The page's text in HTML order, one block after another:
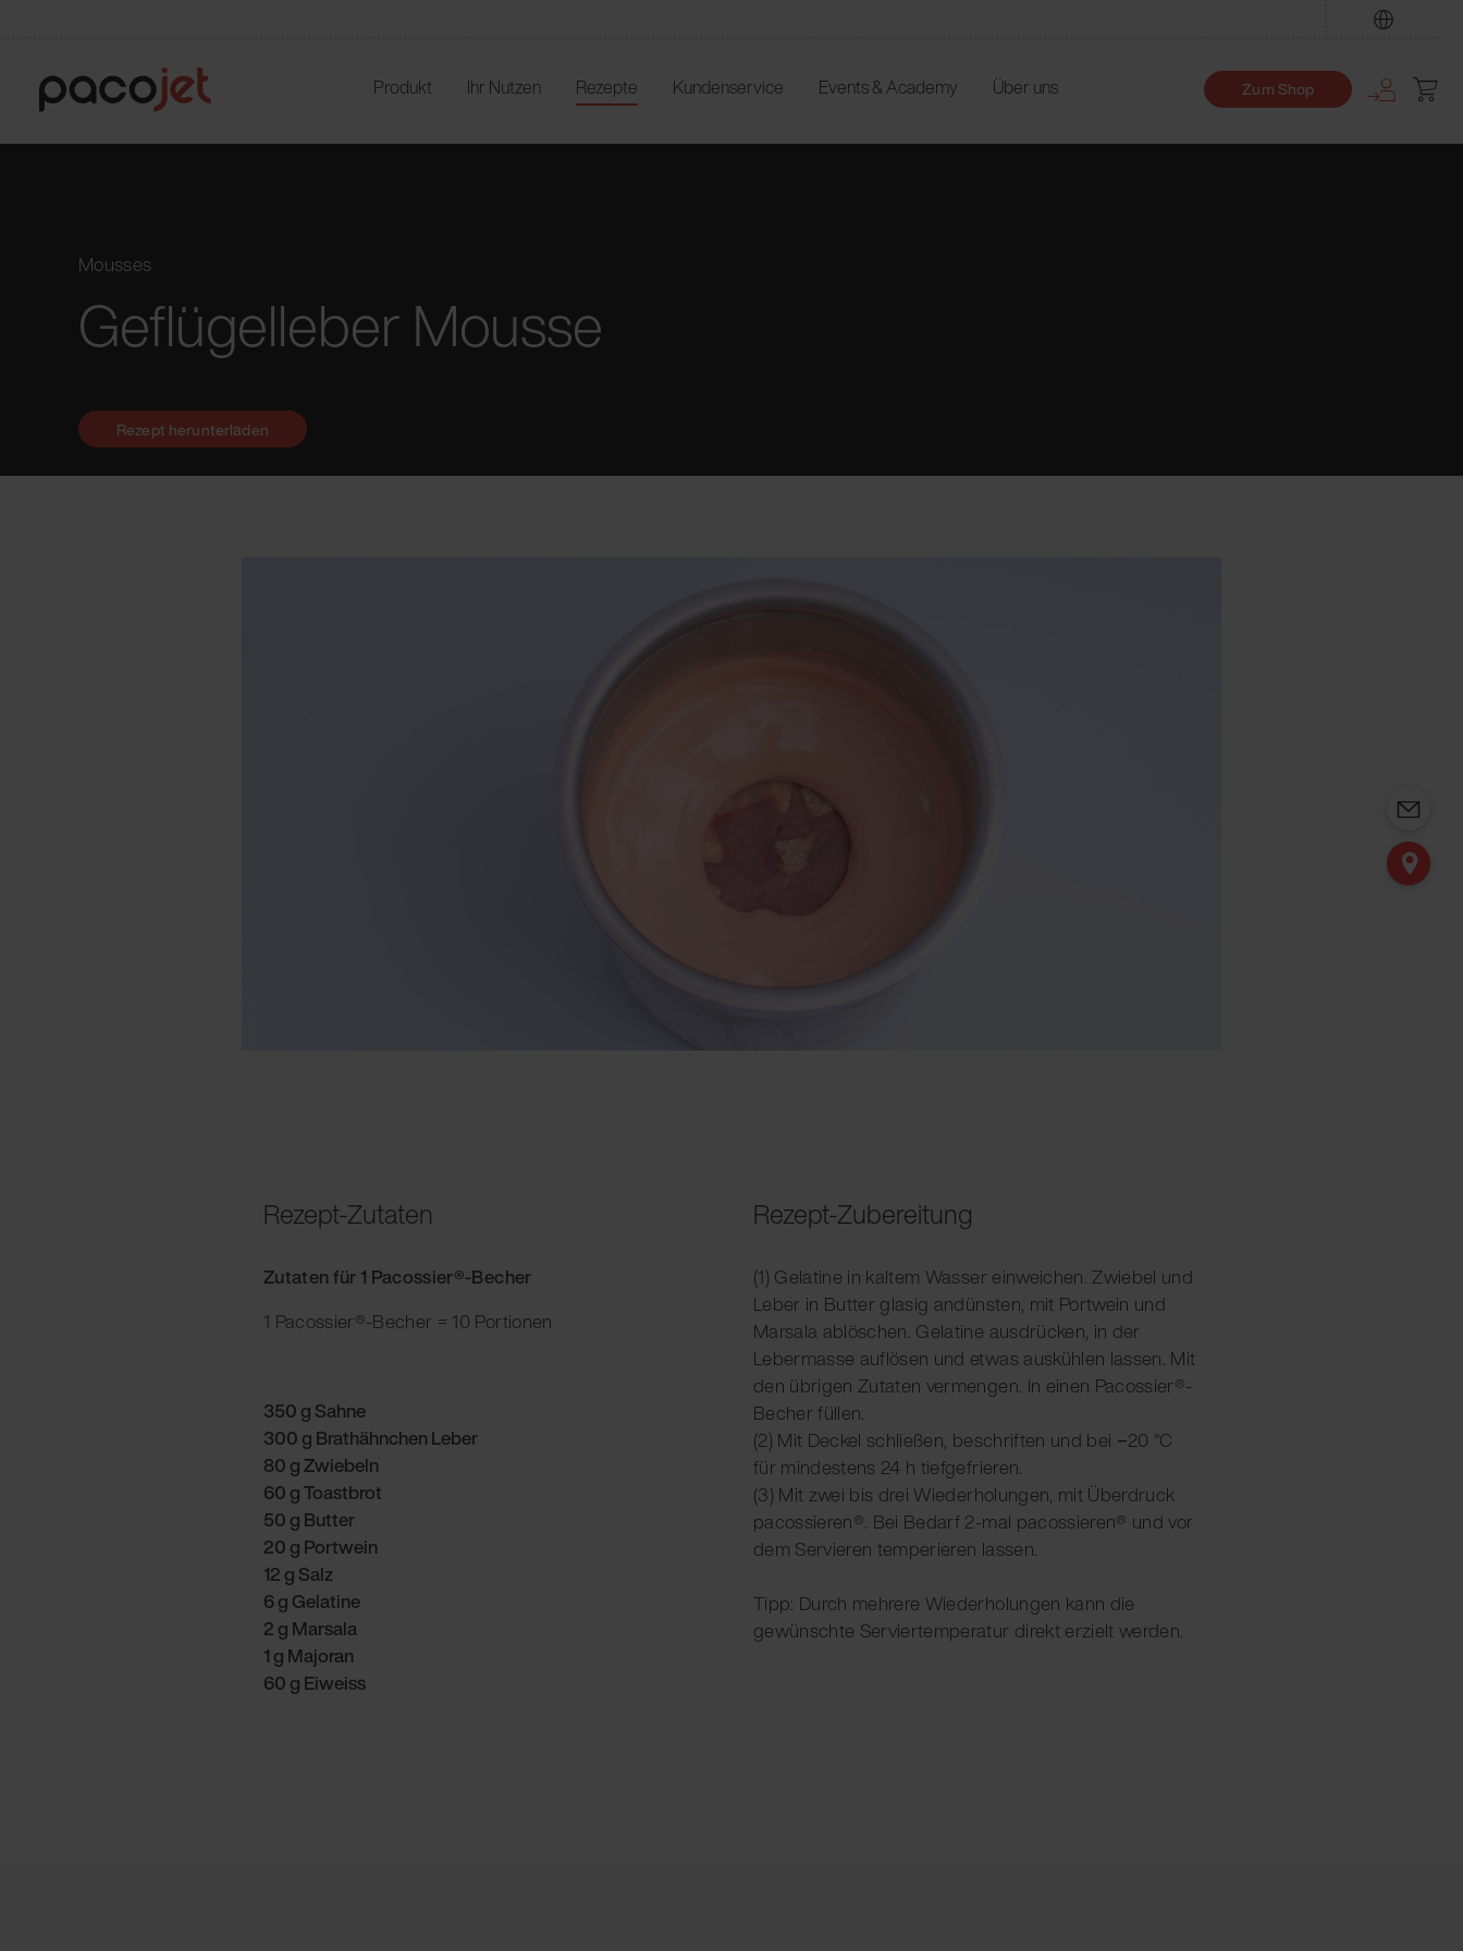
Produkt Ihr Nutzen Rezepte Kundenservice Events & Academy Über uns Zum Shop
Mousses
Geflügelleber Mousse
Rezept-Zutaten
Zutaten für 1 Pacossier®-Becher
1 Pacossier®-Becher = 10 Portionen
350 g Sahne
300 g Brathähnchen Leber
80 g Zwiebeln
60 g Toastbrot
50 g Butter
20 g Portwein
12 g Salz
6 g Gelatine
2 g Marsala
1 g Majoran
60 g Eiweiss
Rezept-Zubereitung
(1) Gelatine in kaltem Wasser einweichen. Zwiebel und
Leber in Butter glasig andünsten, mit Portwein und
Marsala ablöschen. Gelatine ausdrücken, in der
Lebermasse auflösen und etwas auskühlen lassen. Mit
den übrigen Zutaten vermengen. In einen Pacossier®-
Becher füllen.
(2) Mit Deckel schließen, beschriften und bei −20 °C
für mindestens 24 h tiefgefrieren.
(3) Mit zwei bis drei Wiederholungen, mit Überdruck
pacossieren®. Bei Bedarf 2-mal pacossieren® und vor
dem Servieren temperieren lassen.
Tipp: Durch mehrere Wiederholungen kann die
gewünschte Serviertemperatur direkt erzielt werden.
Rezept herunterladen